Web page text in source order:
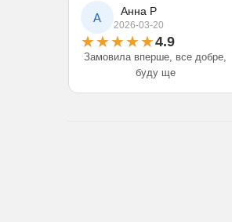
А Анна Р
2026-03-20
4.9
Замовила вперше, все добре,
буду ще